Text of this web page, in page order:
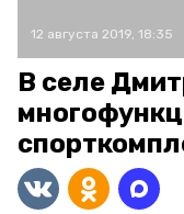
12 августа 2019, 18:35
В селе